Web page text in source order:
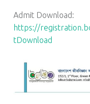
Admit Download:
https://
tDownload